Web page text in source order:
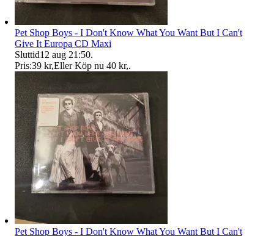
Pet Shop Boys - I Don't Know What You Want But I Can't
Give It Europa CD Maxi
Sluttid12 aug 21:50.
Pris:39 kr,Eller Köp nu 40 kr,.
Pet Shop Boys - I Don't Know What You Want But I Can't